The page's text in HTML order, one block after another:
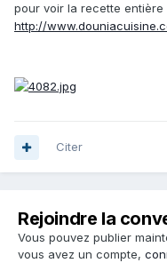
pour voir la recette entière
http://
Citer
Rejoindre la
Vous pouvez publier
vous avez un compte,